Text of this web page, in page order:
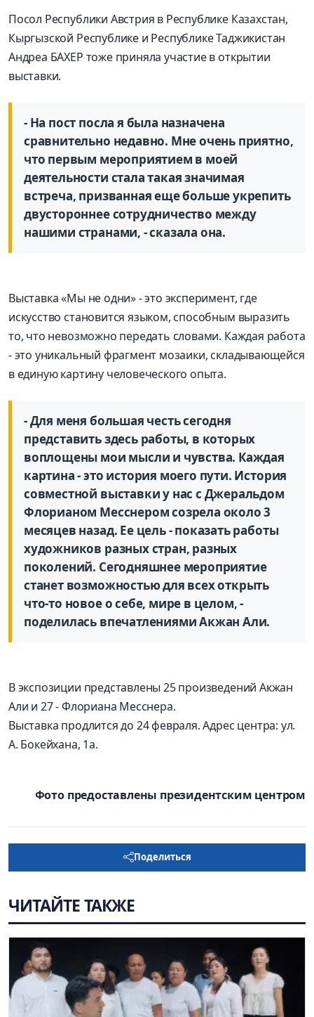
Посол Республики Австрия в Республике Казахстан,
Кыргызской Республике и Республике Таджикистан
Андреа БАХЕР тоже приняла участие в открытии
выставки.
- На пост посла я была назначена
сравнительно недавно. Мне очень приятно,
что первым мероприятием в моей
деятельности стала такая значимая
встреча, призванная еще больше укрепить
двустороннее сотрудничество между
нашими странами, - сказала она.
Выставка «Мы не одни» - это эксперимент, где
искусство становится языком, способным выразить
то, что невозможно передать словами. Каждая работа
- это уникальный фрагмент мозаики, складывающейся
в единую картину человеческого опыта.
- Для меня большая честь сегодня
представить здесь работы, в которых
воплощены мои мысли и чувства. Каждая
картина - это история моего пути. История
совместной выставки у нас с Джеральдом
Флорианом Месснером созрела около 3
месяцев назад. Ее цель - показать работы
художников разных стран, разных
поколений. Сегодняшнее мероприятие
станет возможностью для всех открыть
что-то новое о себе, мире в целом, -
поделилась впечатлениями Акжан Али.
В экспозиции представлены 25 произведений Акжан
Али и 27 - Флориана Месснера.
Выставка продлится до 24 февраля. Адрес центра: ул.
А. Бокейхана, 1а.
Фото предоставлены президентским центром
Поделиться
ЧИТАЙТЕ ТАКЖЕ